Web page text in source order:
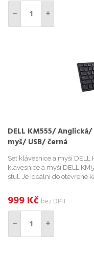
DELL KM555/
myš/ USB/ černá
Set klávesnice a myši DELL
klávesnice a myši DELL
stul. Je ideální do otevrené
999Kč bez DPH